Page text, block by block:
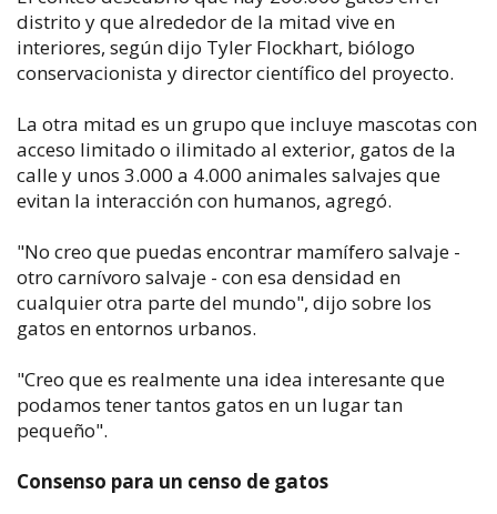
distrito y que alrededor de la mitad vive en
interiores, según dijo Tyler Flockhart, biólogo
conservacionista y director científico del proyecto.
La otra mitad es un grupo que incluye mascotas con
acceso limitado o ilimitado al exterior, gatos de la
calle y unos 3.000 a 4.000 animales salvajes que
evitan la interacción con humanos, agregó.
"No creo que puedas encontrar mamífero salvaje -
otro carnívoro salvaje - con esa densidad en
cualquier otra parte del mundo", dijo sobre los
gatos en entornos urbanos.
"Creo que es realmente una idea interesante que
podamos tener tantos gatos en un lugar tan
pequeño".
Consenso para un censo de gatos